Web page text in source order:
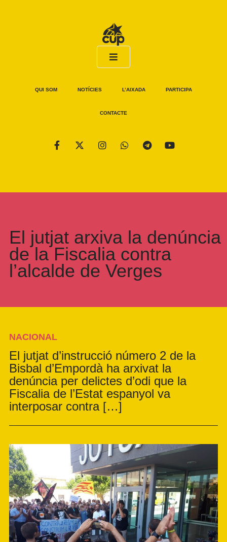
QUI SOM NOTÍCIES L’AIXADA PARTICIPA
CONTACTE
El jutjat arxiva la denúncia
de la Fiscalia contra
l’alcalde de Verges
NACIONAL
El jutjat d’instrucció número 2 de la
Bisbal d’Empordà ha arxivat la
denúncia per delictes d’odi que la
Fiscalia de l’Estat espanyol va
interposar contra […]